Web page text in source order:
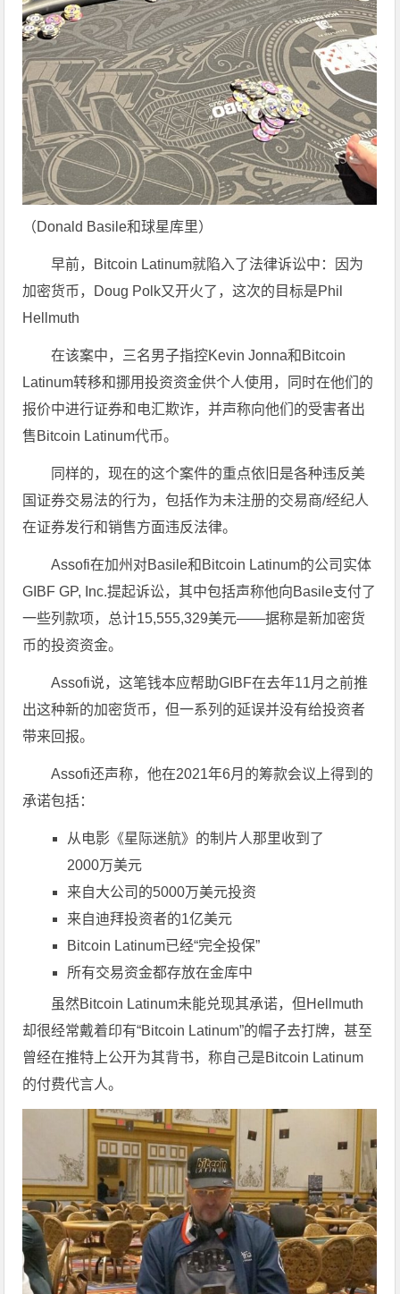
（Donald Basile和球星库里）
早前，Bitcoin Latinum就陷入了法律诉讼中：因为
加密货币，Doug Polk又开火了，这次的目标是Phil
Hellmuth
在该案中，三名男子指控Kevin Jonna和Bitcoin
Latinum转移和挪用投资资金供个人使用，同时在他们的
报价中进行证券和电汇欺诈，并声称向他们的受害者出
售Bitcoin Latinum代币。
同样的，现在的这个案件的重点依旧是各种违反美
国证券交易法的行为，包括作为未注册的交易商/经纪人
在证券发行和销售方面违反法律。
Assofi在加州对Basile和Bitcoin Latinum的公司实体
GIBF GP, Inc.提起诉讼，其中包括声称他向Basile支付了
一些列款项，总计15,555,329美元——据称是新加密货
币的投资资金。
Assofi说，这笔钱本应帮助GIBF在去年11月之前推
出这种新的加密货币，但一系列的延误并没有给投资者
带来回报。
Assofi还声称，他在2021年6月的筹款会议上得到的
承诺包括：
从电影《星际迷航》的制片人那里收到了
2000万美元
来自大公司的5000万美元投资
来自迪拜投资者的1亿美元
Bitcoin Latinum已经“完全投保”
所有交易资金都存放在金库中
虽然Bitcoin Latinum未能兑现其承诺，但Hellmuth
却很经常戴着印有“Bitcoin Latinum”的帽子去打牌，甚至
曾经在推特上公开为其背书，称自己是Bitcoin Latinum
的付费代言人。